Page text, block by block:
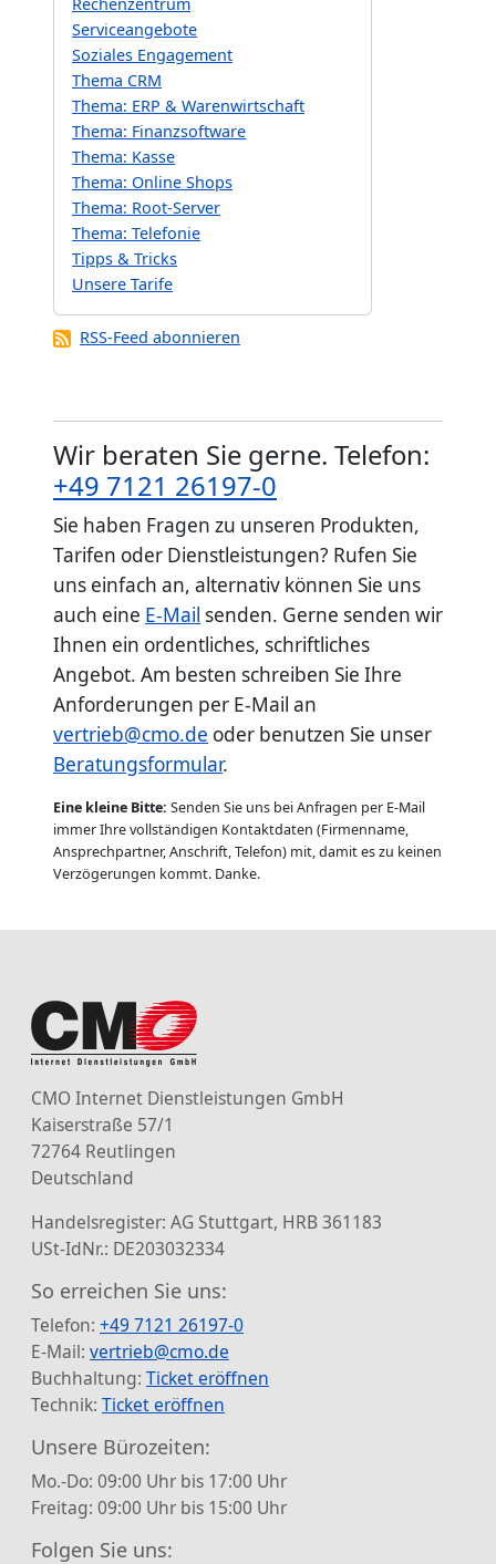
Serviceangebote
Soziales Engagement
Thema CRM
Thema: ERP & Warenwirtschaft
Thema: Finanzsoftware
Thema: Kasse
Thema: Online Shops
Thema: Root-Server
Thema: Telefonie
Tipps & Tricks
Unsere Tarife
RSS-Feed abonnieren
Wir beraten Sie gerne. Telefon:
+49 7121 26197-0
Sie haben Fragen zu unseren Produkten,
Tarifen oder Dienstleistungen? Rufen Sie
uns einfach an, alternativ können Sie uns
auch eine E-Mail senden. Gerne senden wir
Ihnen ein ordentliches, schriftliches
Angebot. Am besten schreiben Sie Ihre
Anforderungen per E-Mail an
vertrieb@cmo.de oder benutzen Sie unser
Beratungsformular.
Eine kleine Bitte: Senden Sie uns bei Anfragen per E-Mail
immer Ihre vollständigen Kontaktdaten (Firmenname,
Ansprechpartner, Anschrift, Telefon) mit, damit es zu keinen
Verzögerungen kommt. Danke.
CMO Internet Dienstleistungen GmbH
Kaiserstraße 57/1
72764 Reutlingen
Deutschland
Handelsregister: AG Stuttgart, HRB 361183
USt-IdNr.: DE203032334
So erreichen Sie uns:
Telefon: +49 7121 26197-0
E-Mail: vertrieb@cmo.de
Buchhaltung: Ticket eröffnen
Technik: Ticket eröffnen
Unsere Bürozeiten:
Mo.-Do: 09:00 Uhr bis 17:00 Uhr
Freitag: 09:00 Uhr bis 15:00 Uhr
Folgen Sie uns: